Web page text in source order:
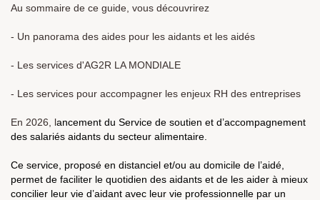
Au sommaire de ce guide, vous découvrirez
- Un panorama des aides pour les aidants et les aidés
- Les services d'AG2R LA MONDIALE
- Les services pour accompagner les enjeux RH des entreprises
En 2026, lancement du Service de soutien et d’accompagnement
des salariés aidants du secteur alimentaire.
Ce service, proposé en distanciel et/ou au domicile de l’aidé,
permet de faciliter le quotidien des aidants et de les aider à mieux
concilier leur vie d’aidant avec leur vie professionnelle par un